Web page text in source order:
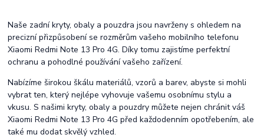
Naše zadní kryty, obaly a pouzdra jsou navrženy s ohledem na
precizní přizpůsobení se rozměrům vašeho mobilního telefonu
Xiaomi Redmi Note 13 Pro 4G. Díky tomu zajistíme perfektní
ochranu a pohodlné používání vašeho zařízení.
Nabízíme širokou škálu materiálů, vzorů a barev, abyste si mohli
vybrat ten, který nejlépe vyhovuje vašemu osobnímu stylu a
vkusu. S našimi kryty, obaly a pouzdry můžete nejen chránit váš
Xiaomi Redmi Note 13 Pro 4G před každodenním opotřebením, ale
také mu dodat skvělý vzhled.